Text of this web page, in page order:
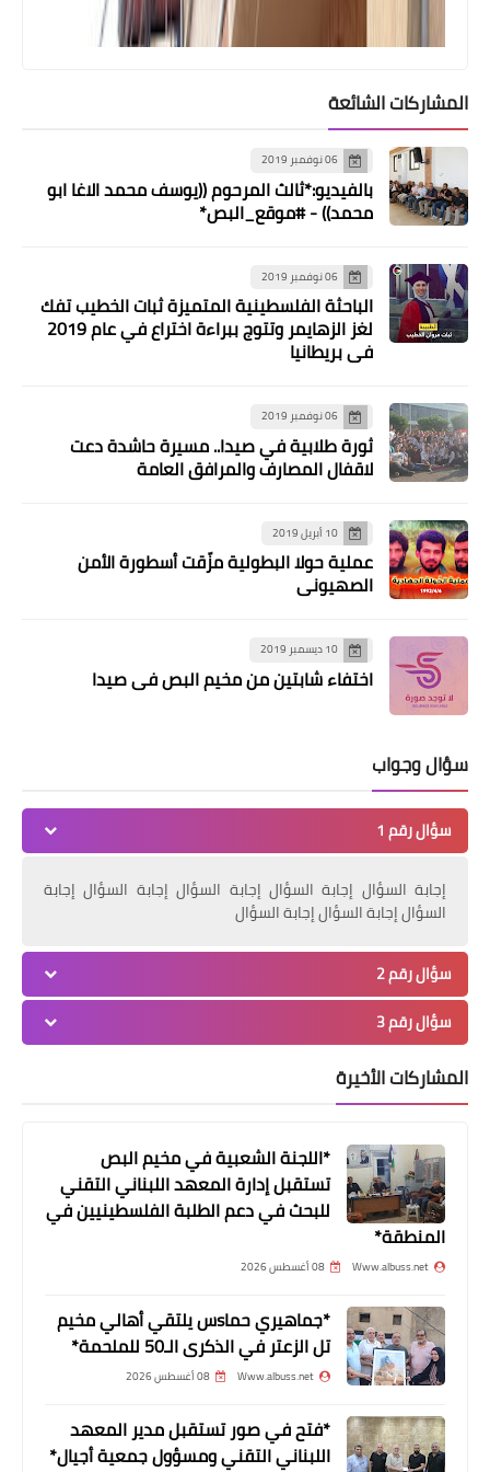
أخبار المخيمات
*جمعية الشفاء في مخيم الضبية ضمن
حملة "وقاية" التي تقوم بها في
المخيمات الفلسطينية*
مقالات
العنف سلوك غير لائق:بقلم الكاتبة هدى
مقالات
لمواجهة الكورونا بقلم الدكتور عبد الناصر
أبو خليل
أخبار المخيمات
اللجان الشعبية توحد جهودها في
مواجهة خطرفيروس كورونا في مخيم
عين الحلوة
المشاركات الشائعة
06 نوفمبر 2019
بالفيديو:*ثالث المرحوم ((يوسف محمد الاغا ابو
محمد)) - #موقع_البص*
06 نوفمبر 2019
الباحثة الفلسطينية المتميزة ثبات الخطيب تفك
لغز الزهايمر وتتوج ببراءة اختراع في عام 2019
في بريطانيا
06 نوفمبر 2019
ثورة طلابية في صيدا.. مسيرة حاشدة دعت
لاقفال المصارف والمرافق العامة
10 أبريل 2019
عملية حولا البطولية مزّقت أسطورة الأمن
الصهيوني
10 ديسمبر 2019
اختفاء شابتين من مخيم البص في صيدا
سؤال وجواب
سؤال رقم 1
إجابة السؤال إجابة السؤال إجابة السؤال إجابة السؤال إجابة
السؤال إجابة السؤال إجابة السؤال
سؤال رقم 2
سؤال رقم 3
المشاركات الأخيرة
*اللجنة الشعبية في مخيم البص
تستقبل إدارة المعهد اللبناني التقني
للبحث في دعم الطلبة الفلسطينيين في
المنطقة*
Www.albuss.net 08 أغسطس 2026
*جماهيري حماsس يلتقي أهالي مخيم
تل الزعتر في الذكرى الـ50 للملحمة*
Www.albuss.net 08 أغسطس 2026
*فتح في صور تستقبل مدير المعهد
اللبناني التقني ومسؤول جمعية أجيال*